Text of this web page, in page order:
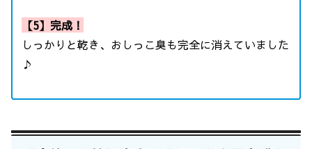
【5】完成！
しっかりと乾き、おしっこ臭も完全に消えていました
♪